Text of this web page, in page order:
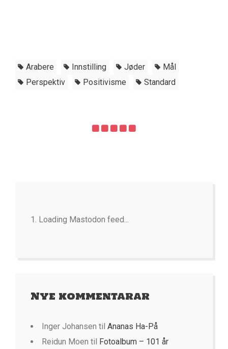
Arabere Innstilling Jøder
Mål
Perspektiv
Positivisme Standard
Loading Mastodon feed...
Nye kommentarar
Inger Johansen til Ananas Ha-På
Reidun Moen til Fotoalbum – 101 år